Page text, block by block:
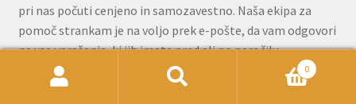
pri nas počuti cenjeno in samozavestno. Naša ekipa za
pomoč strankam je na voljo prek e-pošte, da vam odgovori
na vsa vprašanja, ki jih imate pred ali po naročilu.
0